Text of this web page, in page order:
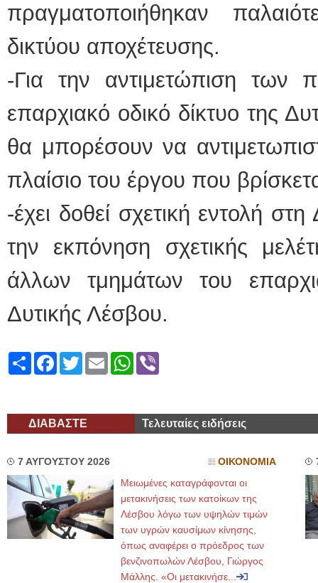
πραγματοποιήθηκαν
δικτύου αποχέτευσης.
-Για την αντιμετώπιση των
επαρχιακό οδικό δίκτυο της
θα μπορέσουν να
πλαίσιο του έργου που
-έχει δοθεί σχετική εντολή
την εκπόνηση σχετικής
άλλων τμημάτων του
Δυτικής Λέσβου.
ShareFacebook
TwitterEmailWhatsApp
ΔΙΑΒΑΣΤΕ Τελευταίες ειδήσεις
7 ΑΥΓΟΥΣΤΟΥ 2026 ΟΙΚΟΝΟΜΙΑ
Μειωμένες καταγράφονται οι
μετακινήσεις των κατοίκων της
Λέσβου λόγω των υψηλών τιμών
των υγρών καυσίμων κίνησης,
όπως αναφέρει ο πρόεδρος των
βενζινοπωλών Λέσβου, Γιώργος
Μάλλης. «Οι μετακινήσε...